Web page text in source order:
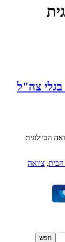
בגלי צה"ל
הביולוגית
הבית, צוואה